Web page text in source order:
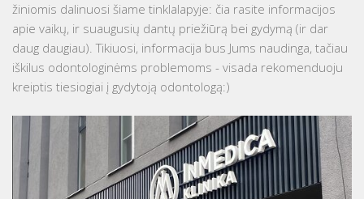
žiniomis dalinuosi šiame tinklalapyje: čia rasite informacijos
apie vaikų, ir suaugusių dantų priežiūrą bei gydymą (ir dar
daug daugiau). Tikiuosi, informacija bus Jums naudinga, tačiau
iškilus odontologinėms problemoms - visada rekomenduoju
kreiptis tiesiogiai į gydytoją odontologą:)